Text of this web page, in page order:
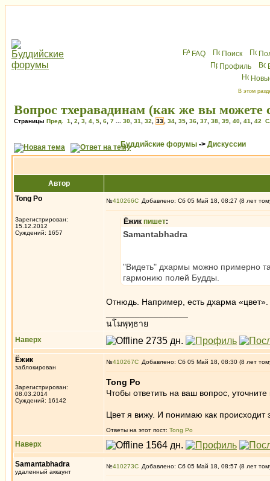
FAQ Поиск
Профиль
В этом
Вопрос тхеравадинам (как же вы можете
Страницы Пред. 1 2 3 4 5 6 7 30 31 32 33 34 35 36 37 38 39 40 41 42
Буддийские форумы -> Дискуссии
Автор
Tong Po
Зарегистрирован:
15.12.2012
Суждений: 1657
№410266 Добавлено: Сб 05 Май 18, 08:27 (8 лет
Ёжик пишет:
Samantabhadra
"Видеть" дхармы можно примерно
гармонию полей Будды.
Отнюдь. Например, есть дхарма «цвет».
นโมพุทฺธาย
Наверх
Ёжик
заблокирован
Зарегистрирован:
08.03.2014
Суждений: 16142
№410267 Добавлено: Сб 05 Май 18, 08:30 (8 лет
Tong Po
Чтобы ответить на ваш вопрос,
Цвет я вижу. И понимаю как происходит
Ответы на этот пост: Tong Po
Наверх
Samantabhadra
удаленный аккаунт
№410273 Добавлено: Сб 05 Май 18, 08:57 (8 лет